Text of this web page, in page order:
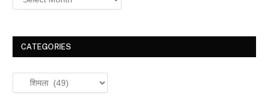
CATEGORIES
Categories